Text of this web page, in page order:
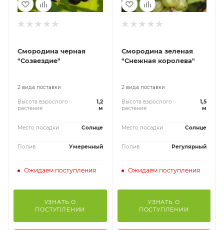
Смородина черная
"Созвездие"
2 вида поставки
Высота взрослого
растения
1,2
м
Место посадки Солнце
Полив Умеренный
Ожидаем поступления
УЗНАТЬ О
ПОСТУПЛЕНИИ
Смородина зеленая
"Снежная королева"
2 вида поставки
Высота взрослого
растения
1,5
м
Место посадки Солнце
Полив Регулярный
Ожидаем поступления
УЗНАТЬ О
ПОСТУПЛЕНИИ